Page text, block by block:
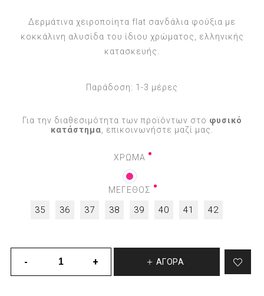
Δερμάτινα χειροποίητα flat σανδάλια φούξια με
κοκκάλινη αλυσίδα του ίδιου χρώματος, ελληνικής
κατασκευής.
Παράδοση: 1-3 μέρες
Για την διαθεσιμότητα των προϊόντων στο φυσικό
κατάστημα , επικοινωνήστε μαζί μας.
ΧΡΩΜΑ
ΜΕΓΕΘΟΣ
35 36 37 38 39 40 41 42
ΑΓΟΡΆ